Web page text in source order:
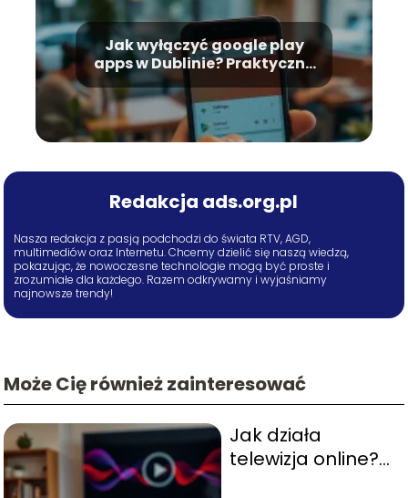
Jak wyłączyć google play
apps w Dublinie? Praktyczny
poradnik
Redakcja ads.org.pl
Nasza redakcja z pasją podchodzi do świata RTV, AGD,
multimediów oraz Internetu. Chcemy dzielić się naszą wiedzą,
pokazując, że nowoczesne technologie mogą być proste i
zrozumiałe dla każdego. Razem odkrywamy i wyjaśniamy
najnowsze trendy!
Może Cię również zainteresować
Jak działa
telewizja online?